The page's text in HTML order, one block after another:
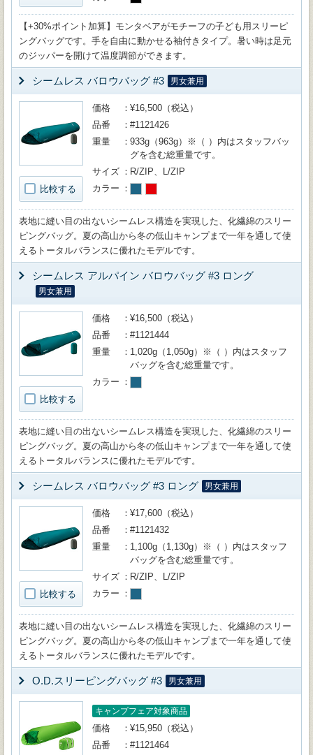
【+30%ポイント加算】モンタベアがモチーフの子ども用スリーピ
ングバッグです。手を自由に動かせる袖付きタイプ。暑い時は足元
のジッパーを開けて温度調節ができます。
シームレス バロウバッグ #3 男女兼用
比較する
価格
¥16,500（税込）
品番
#1121426
重量
933g（963g）※（ ）内はスタッフバッ
グを含む総重量です。
サイズ
R/ZIP、L/ZIP
カラー
表地に縫い目の出ないシームレス構造を実現した、化繊綿のスリー
ピングバッグ。夏の高山から冬の低山キャンプまで一年を通して使
えるトータルバランスに優れたモデルです。
シームレス アルパイン バロウバッグ #3 ロング
男女兼用
比較する
価格
¥16,500（税込）
品番
#1121444
重量
1,020g（1,050g）※（ ）内はスタッフ
バッグを含む総重量です。
カラー
表地に縫い目の出ないシームレス構造を実現した、化繊綿のスリー
ピングバッグ。夏の高山から冬の低山キャンプまで一年を通して使
えるトータルバランスに優れたモデルです。
シームレス バロウバッグ #3 ロング 男女兼用
比較する
価格
¥17,600（税込）
品番
#1121432
重量
1,100g（1,130g）※（ ）内はスタッフ
バッグを含む総重量です。
サイズ
R/ZIP、L/ZIP
カラー
表地に縫い目の出ないシームレス構造を実現した、化繊綿のスリー
ピングバッグ。夏の高山から冬の低山キャンプまで一年を通して使
えるトータルバランスに優れたモデルです。
O.D.スリーピングバッグ #3 男女兼用
キャンプフェア対象商品
価格
¥15,950（税込）
品番
#1121464